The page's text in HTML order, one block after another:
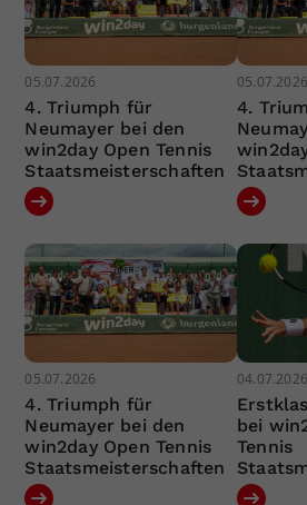
05.07.2026
4. Triumph für
Neumayer bei den
win2day Open Tennis
Staatsmeisterschaften
05.07.2026
4.
05.07.2026
4. Triumph für
Neumayer bei den
win2day Open Tennis
Staatsmeisterschaften
04.07.2026
bei
Tennis